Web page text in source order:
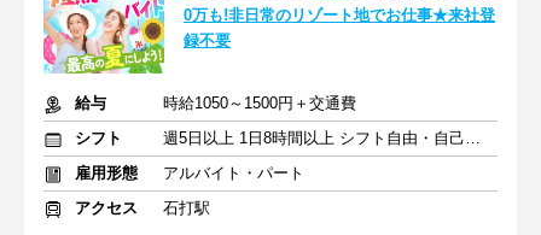
0万も!非日常のリゾート地でお仕事★来社登
録不要
給与
時給1050～1500円＋交通費
シフト
週5日以上 1日8時間以上 シフト自由・自己申告
雇用形態
アルバイト・パート
アクセス
石打駅